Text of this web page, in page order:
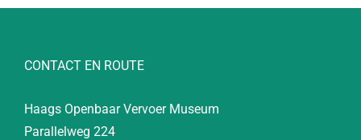
CONTACT EN ROUTE
Haags Openbaar Vervoer Museum
Parallelweg 224